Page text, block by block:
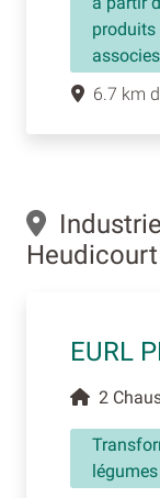
produits
6.7 km
Heudicourt
EURL
2
légumes